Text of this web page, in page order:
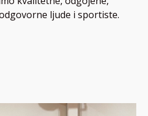
ljude i sportiste.